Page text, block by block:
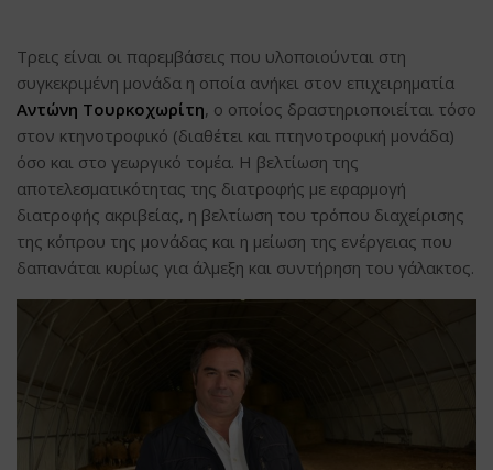
Τρεις είναι οι παρεμβάσεις που υλοποιούνται στη
συγκεκριμένη μονάδα η οποία ανήκει στον επιχειρηματία
Αντώνη Τουρκοχωρίτη, ο οποίος δραστηριοποιείται τόσο
στον κτηνοτροφικό (διαθέτει και πτηνοτροφική μονάδα)
όσο και στο γεωργικό τομέα. Η βελτίωση της
αποτελεσματικότητας της διατροφής με εφαρμογή
διατροφής ακριβείας, η βελτίωση του τρόπου διαχείρισης
της κόπρου της μονάδας και η μείωση της ενέργειας που
δαπανάται κυρίως για άλμεξη και συντήρηση του γάλακτος.